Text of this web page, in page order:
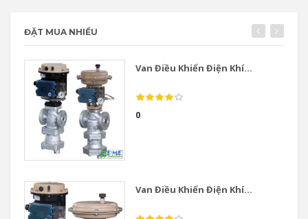
ĐẶT MUA NHIỀU
Van Điều Khiển Điện Khí...
0
Van Điều Khiển Điện Khí...